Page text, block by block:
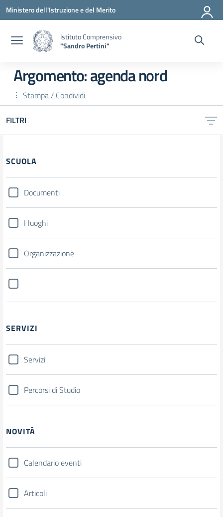
Vai ai contenuti
Vai al menu di navigazione
Vai al footer
Ministero dell'Istruzione e del Merito
Istituto Comprensivo
"Sandro Pertini"
Argomento: agenda nord
Stampa / Condividi
FILTRI
SCUOLA
Documenti
I luoghi
Organizzazione
SERVIZI
Servizi
Percorsi di Studio
NOVITÀ
Calendario eventi
Articoli